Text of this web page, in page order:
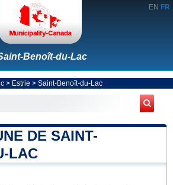
EN FR
Benoît-du-Lac
> Estrie > Saint-Benoît-du-Lac
DE SAINT-
LAC